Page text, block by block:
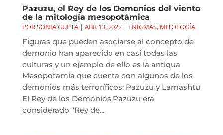
Pazuzu, el Rey de los Demonios del viento
de la mitología mesopotámica
PORSONIA GUPTA| ABR 13, 2022| ENIGMAS, MITOLOGÍA
Figuras que pueden asociarse al concepto de
demonio han aparecido en casi todas las
culturas y un ejemplo de ello es la antigua
Mesopotamia que cuenta con algunos de los
demonios más terroríficos: Pazuzu y Lamashtu
El Rey de los Demonios Pazuzu era
considerado "Rey de...